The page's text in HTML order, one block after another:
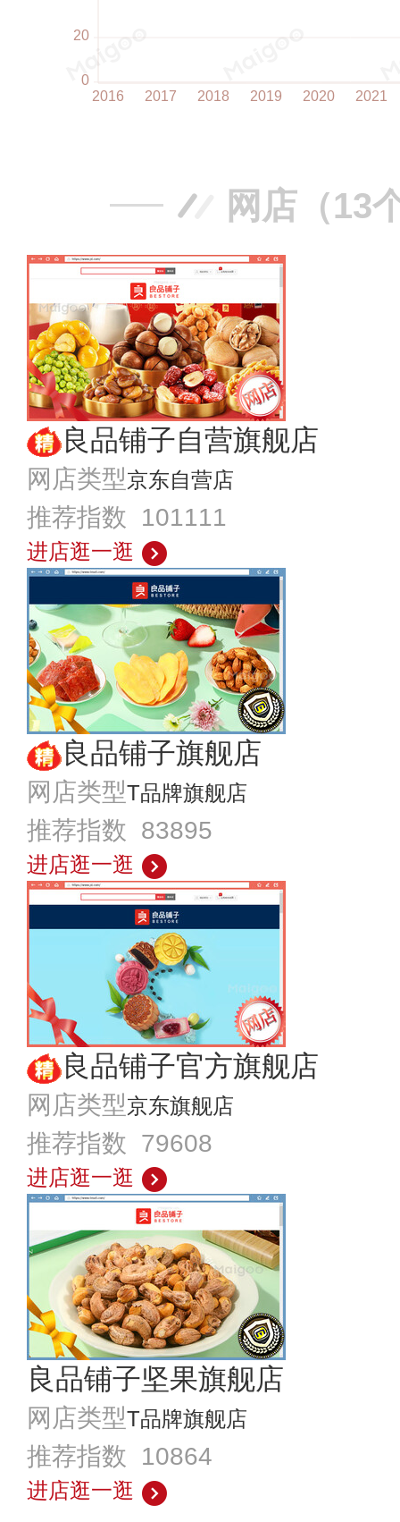
网店（13
良品铺子自营旗舰店
网店类型京东自营店
推荐指数 101111
进店逛一逛
良品铺子旗舰店
网店类型T品牌旗舰店
推荐指数 83895
进店逛一逛
良品铺子官方旗舰店
网店类型京东旗舰店
推荐指数 79608
进店逛一逛
良品铺子坚果旗舰店
网店类型T品牌旗舰店
推荐指数 10864
进店逛一逛